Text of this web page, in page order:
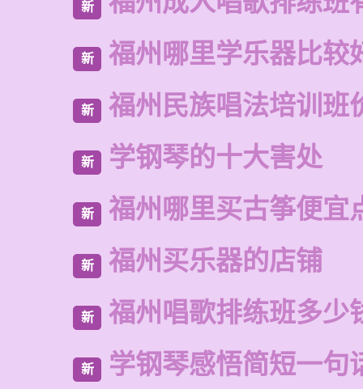
新
新 福州哪里学乐器比较
新 福州民族唱法培训班
新 学钢琴的十大害处
新 福州哪里买古筝便宜
新 福州买乐器的店铺
新 福州唱歌排练班多少
新 学钢琴感悟简短一句